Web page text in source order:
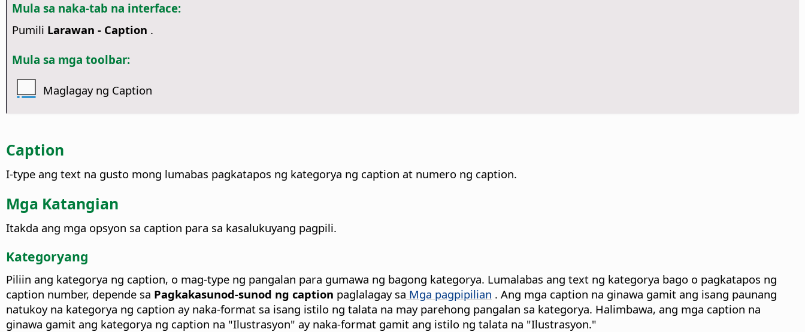
Mula sa naka-tab na interface:
Pumili Larawan - Caption .
Mula sa mga toolbar:
Maglagay ng Caption
Caption
I-type ang text na gusto mong lumabas pagkatapos ng kategorya ng caption at numero ng caption.
Mga Katangian
Itakda ang mga opsyon sa caption para sa kasalukuyang pagpili.
Kategoryang
Piliin ang kategorya ng caption, o mag-type ng pangalan para gumawa ng bagong kategorya. Lumalabas ang text ng kategorya bago o pagkatapos ng
caption number, depende sa Pagkakasunod-sunod ng caption paglalagay sa Mga pagpipilian . Ang mga caption na ginawa gamit ang isang paunang
natukoy na kategorya ng caption ay naka-format sa isang istilo ng talata na may parehong pangalan sa kategorya. Halimbawa, ang mga caption na
ginawa gamit ang kategorya ng caption na "Ilustrasyon" ay naka-format gamit ang istilo ng talata na "Ilustrasyon."